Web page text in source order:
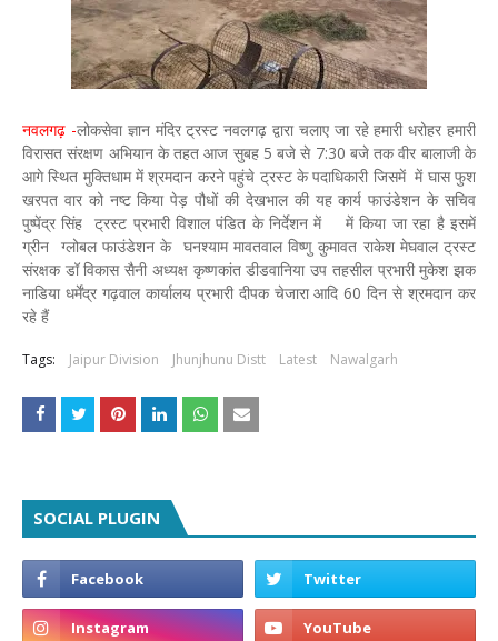
नवलगढ़ -लोकसेवा ज्ञान मंदिर ट्रस्ट नवलगढ़ द्वारा चलाए जा रहे हमारी धरोहर हमारी
विरासत संरक्षण अभियान के तहत आज सुबह 5 बजे से 7:30 बजे तक वीर बालाजी के
आगे स्थित मुक्तिधाम में श्रमदान करने पहुंचे ट्रस्ट के पदाधिकारी जिसमें में घास फुश
खरपत वार को नष्ट किया पेड़ पौधों की देखभाल की यह कार्य फाउंडेशन के सचिव
पुष्पेंद्र सिंह ट्रस्ट प्रभारी विशाल पंडित के निर्देशन में में किया जा रहा है इसमें
ग्रीन ग्लोबल फाउंडेशन के घनश्याम मावतवाल विष्णु कुमावत राकेश मेघवाल ट्रस्ट
संरक्षक डॉ विकास सैनी अध्यक्ष कृष्णकांत डीडवानिया उप तहसील प्रभारी मुकेश झक
नाडिया धर्मेंद्र गढ़वाल कार्यालय प्रभारी दीपक चेजारा आदि 60 दिन से श्रमदान कर
रहे हैं
Tags: Jaipur Division Jhunjhunu Distt Latest Nawalgarh
SOCIAL PLUGIN